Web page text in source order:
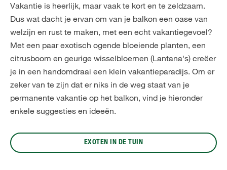
Vakantie is heerlijk, maar vaak te kort en te zeldzaam.
Dus wat dacht je ervan om van je balkon een oase van
welzijn en rust te maken, met een echt vakantiegevoel?
Met een paar exotisch ogende bloeiende planten, een
citrusboom en geurige wisselbloemen (Lantana's) creëer
je in een handomdraai een klein vakantieparadijs. Om er
zeker van te zijn dat er niks in de weg staat van je
permanente vakantie op het balkon, vind je hieronder
enkele suggesties en ideeën.
EXOTEN IN DE TUIN